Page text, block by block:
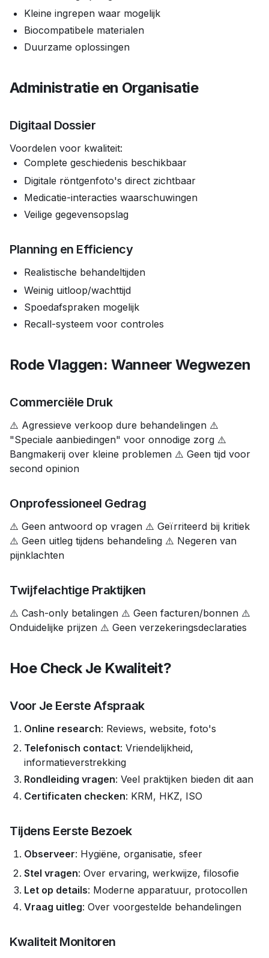
Kleine ingrepen waar mogelijk
Biocompatibele materialen
Duurzame oplossingen
Administratie en Organisatie
Digitaal Dossier
Voordelen voor kwaliteit:
Complete geschiedenis beschikbaar
Digitale röntgenfoto's direct zichtbaar
Medicatie-interacties waarschuwingen
Veilige gegevensopslag
Planning en Efficiency
Realistische behandeltijden
Weinig uitloop/wachttijd
Spoedafspraken mogelijk
Recall-systeem voor controles
Rode Vlaggen: Wanneer Wegwezen
Commerciële Druk
⚠️ Agressieve verkoop dure behandelingen ⚠️
"Speciale aanbiedingen" voor onnodige zorg ⚠️
Bangmakerij over kleine problemen ⚠️ Geen tijd voor
second opinion
Onprofessioneel Gedrag
⚠️ Geen antwoord op vragen ⚠️ Geïrriteerd bij kritiek
⚠️ Geen uitleg tijdens behandeling ⚠️ Negeren van
pijnklachten
Twijfelachtige Praktijken
⚠️ Cash-only betalingen ⚠️ Geen facturen/bonnen ⚠️
Onduidelijke prijzen ⚠️ Geen verzekeringsdeclaraties
Hoe Check Je Kwaliteit?
Voor Je Eerste Afspraak
Online research: Reviews, website, foto's
Telefonisch contact: Vriendelijkheid,
informatieverstrekking
Rondleiding vragen: Veel praktijken bieden dit aan
Certificaten checken: KRM, HKZ, ISO
Tijdens Eerste Bezoek
Observeer: Hygiëne, organisatie, sfeer
Stel vragen: Over ervaring, werkwijze, filosofie
Let op details: Moderne apparatuur, protocollen
Vraag uitleg: Over voorgestelde behandelingen
Kwaliteit Monitoren